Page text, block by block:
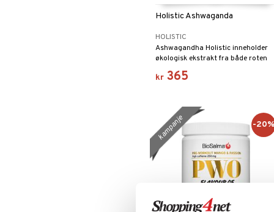
Holistic Ashwaganda
HOLISTIC
Ashwagandha Holistic inneholder
økologisk ekstrakt fra både roten
og bladene.
kr 365
kampanje -